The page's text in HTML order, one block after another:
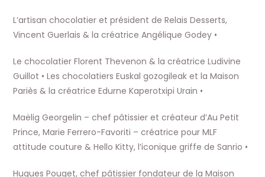
L’artisan chocolatier et président de Relais Desserts,
Vincent Guerlais & la créatrice Angélique Godey •
Le chocolatier Florent Thevenon & la créatrice Ludivine
Guillot • Les chocolatiers Euskal gozogileak et la Maison
Pariès & la créatrice Edurne Kaperotxipi Urain •
Maëlig Georgelin – chef pâtissier et créateur d’Au Petit
Prince, Marie Ferrero-Favoriti – créatrice pour MLF
attitude couture & Hello Kitty, l’iconique griffe de Sanrio •
Hugues Pouget, chef pâtissier fondateur de la Maison